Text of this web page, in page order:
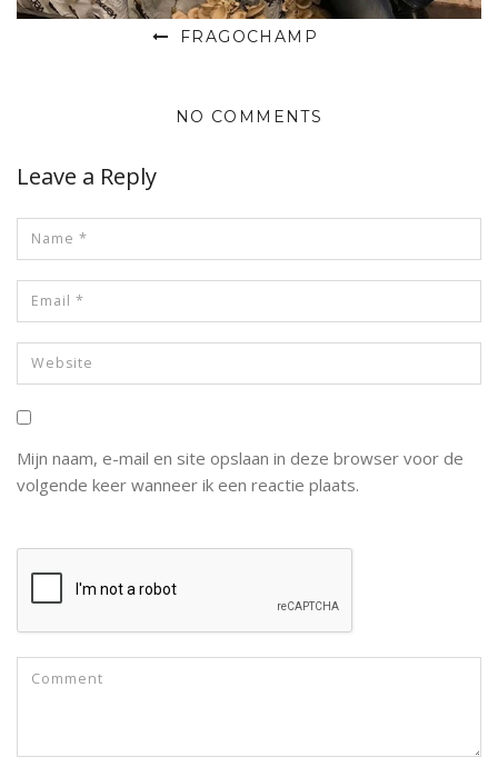
FRAGOCHAMP
NO COMMENTS
Leave a Reply
Mijn naam, e-mail en site opslaan in deze browser voor de
volgende keer wanneer ik een reactie plaats.